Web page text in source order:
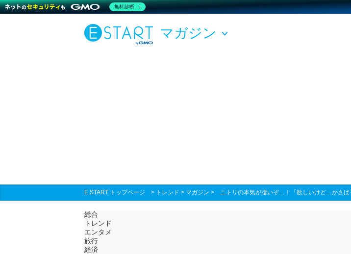
マガジン
E START トップページ > トレンド > マガジン > ニトリの本気が凄いぞ…！「欲しいけど…かさば
総合
トレンド
エンタメ
旅行
経済
無料診断